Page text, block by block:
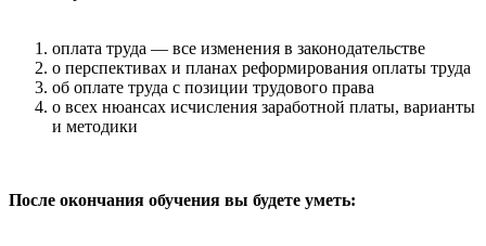
оплата труда — все изменения в законодательстве
о перспективах и планах реформирования оплаты труда
об оплате труда с позиции трудового права
о всех нюансах исчисления заработной платы, варианты
и методики
После окончания обучения вы будете уметь: